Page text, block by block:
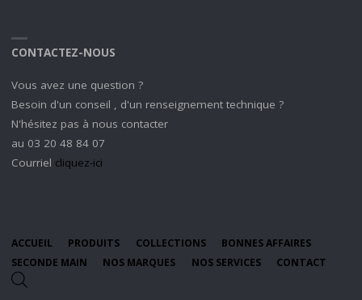
CONTACTEZ-NOUS
Vous avez une question ?
Besoin d'un conseil , d'un renseignement technique ?
N'hésitez pas à nous contacter
au 03 20 48 84 07
Courriel cliquez-ici
ACCUEIL PRODUITS COLLECTIONS
BONNES AFFAIRES
SECONDE MAIN
NOS MARQUES NOS SERVICES CONTACT